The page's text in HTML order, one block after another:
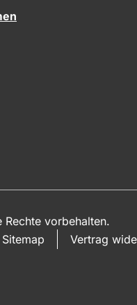
vorbehalten.
Sitemap Vertrag